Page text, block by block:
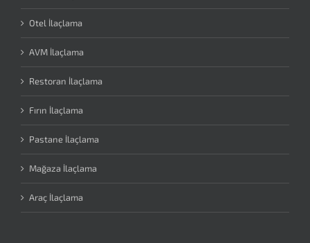
Otel İlaçlama
AVM İlaçlama
Restoran İlaçlama
Fırın İlaçlama
Pastane İlaçlama
Mağaza İlaçlama
Araç İlaçlama